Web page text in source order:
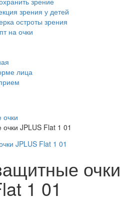
зрения у детей
остроты зрения
на очки
лица
JPLUS Flat 1 01
очки
1 01